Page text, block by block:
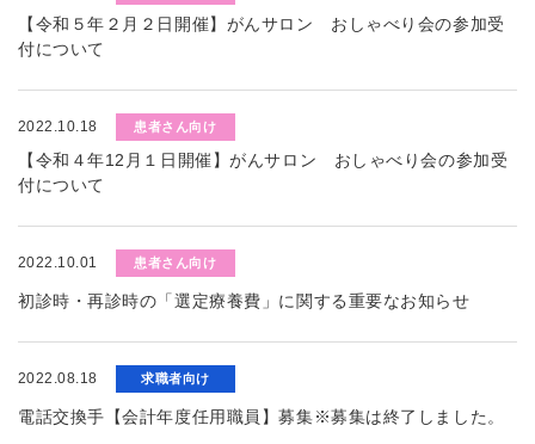
【令和５年２月２日開催】がんサロン おしゃべり会の参加受
付について
2022.10.18 患者さん向け
【令和４年12月１日開催】がんサロン おしゃべり会の参加受
付について
2022.10.01 患者さん向け
初診時・再診時の「選定療養費」に関する重要なお知らせ
2022.08.18 求職者向け
電話交換手【会計年度任用職員】募集※募集は終了しました。